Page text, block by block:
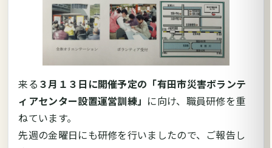
来る ３月１３日に開催予定の「有田市災害ボランテ
ィアセンター設置運営訓練」 に向け、職員研修を重
ねています。
先週の金曜日にも研修を行いましたので、ご報告し